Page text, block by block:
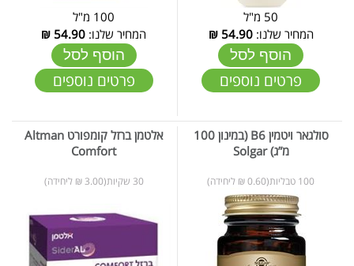
50 מ"ל
המחיר שלנו:54.90
₪
הוסף לסל
פרטים נוספים
100 מ"ל
המחיר שלנו: 54.90
₪
הוסף לסל
פרטים נוספים
סולגאר ויטמין B6 (במינון 100
מ”ג) Solgar
100 טבליות(0.60 ₪ ליחידה)
אלטמן ברזל קומפורט Altman
Comfort
30 שקיות(3.00 ₪ ליחידה)